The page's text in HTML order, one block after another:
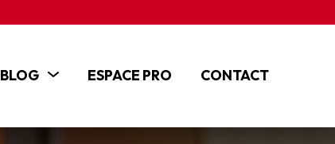
BLOG ESPACE PRO CONTACT